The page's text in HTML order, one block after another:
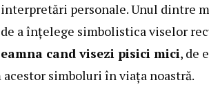
personale. Unul dintre
a înțelege simbolistica viselor
cand visezi pisici mici, de
simboluri în viața noastră.